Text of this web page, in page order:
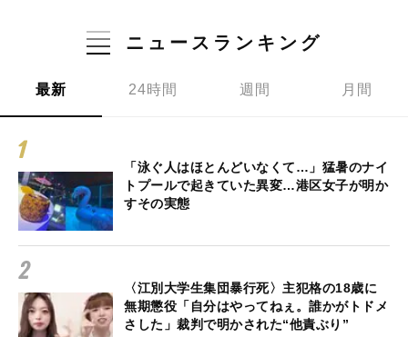
ニュースランキング
最新 24時間 週間 月間
「泳ぐ人はほとんどいなくて…」猛暑のナイ
トプールで起きていた異変…港区女子が明か
すその実態
〈江別大学生集団暴行死〉主犯格の18歳に
無期懲役「自分はやってねぇ。誰かがトドメ
さした」裁判で明かされた“他責ぶり”